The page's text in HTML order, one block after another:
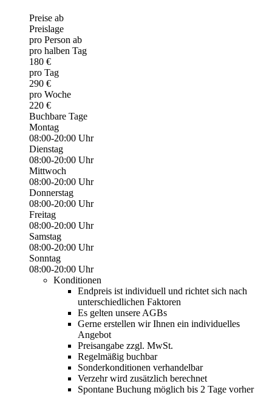
Preise ab
Preislage
pro Person ab
pro halben Tag
180 €
pro Tag
290 €
pro Woche
220 €
Buchbare Tage
Montag
08:00-20:00 Uhr
Dienstag
08:00-20:00 Uhr
Mittwoch
08:00-20:00 Uhr
Donnerstag
08:00-20:00 Uhr
Freitag
08:00-20:00 Uhr
Samstag
08:00-20:00 Uhr
Sonntag
08:00-20:00 Uhr
Konditionen
Endpreis ist individuell und richtet sich nach
unterschiedlichen Faktoren
Es gelten unsere AGBs
Gerne erstellen wir Ihnen ein individuelles
Angebot
Preisangabe zzgl. MwSt.
Regelmäßig buchbar
Sonderkonditionen verhandelbar
Verzehr wird zusätzlich berechnet
Spontane Buchung möglich bis 2 Tage vorher